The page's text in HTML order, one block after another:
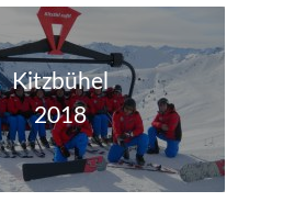
Kitzbühel
2018